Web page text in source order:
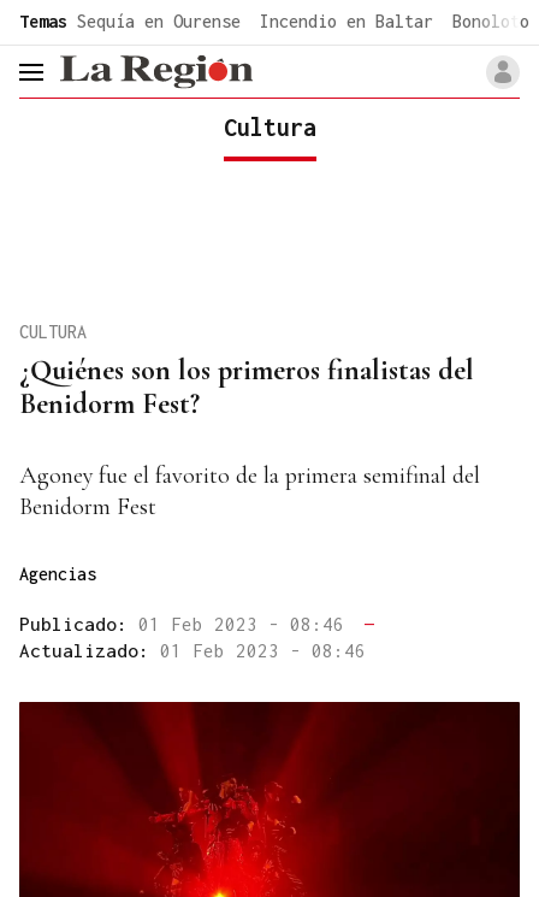
common.go-to-content
Temas Sequía en Ourense Incendio en Baltar Bonoloto
header.menu.open
Cultura
¿Quiénes son los primeros finalistas del
Benidorm Fest?
CULTURA
Agoney fue el favorito de la primera semifinal del
Benidorm Fest
Agencias
Publicado: 01 Feb 2023 - 08:46
—
Actualizado: 01 Feb 2023 - 08:46